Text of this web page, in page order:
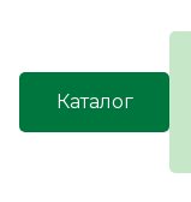
Каталог